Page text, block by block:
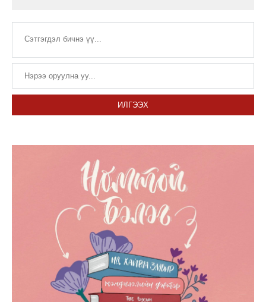
ИЛГЭЭХ